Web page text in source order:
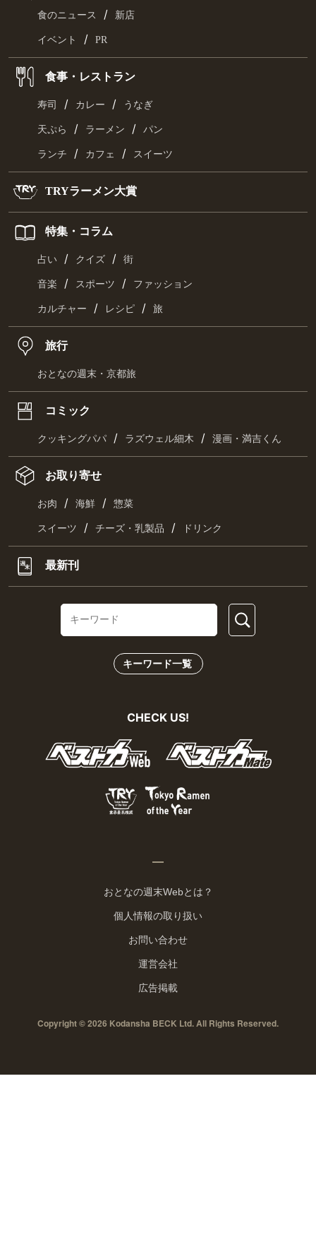
食のニュース / 新店
イベント / PR
食事・レストラン
寿司 / カレー / うなぎ
天ぷら / ラーメン / パン
ランチ / カフェ / スイーツ
TRYラーメン大賞
特集・コラム
占い / クイズ / 街
音楽 / スポーツ / ファッション
カルチャー / レシピ / 旅
旅行
おとなの週末・京都旅
コミック
クッキングパパ / ラズウェル細木 / 漫画・満吉くん
お取り寄せ
お肉 / 海鮮 / 惣菜
スイーツ / チーズ・乳製品 / ドリンク
最新刊
キーワード一覧
CHECK US!
おとなの週末Webとは？
個人情報の取り扱い
お問い合わせ
運営会社
広告掲載
Copyright © 2026 Kodansha BECK Ltd. All Rights Reserved.